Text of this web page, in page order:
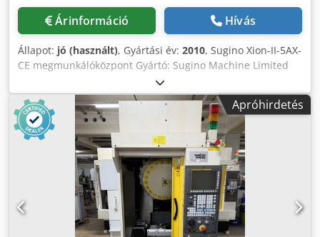
Árinformáció Hívás
Állapot: jó (használt), Gyártási év: 2010, Sugino Xion-II-5AX-
CE megmunkálóközpont Gyártó: Sugino Machine Limited
Japan Típus: Xion II 5AX CE Gyártási év: 2010 Tengelyek
száma: 5 X tengely elmozdulása: 300 mm Y tengely
elmozdulása: 300 mm Z tengely elmozdulása: 200 mm A
tengely billenési tartománya: -90° – +90° C forgótengely:
360° Maximális szerszámátmérő: 40 mm Maximális
szerszámsúly: 15 kg Főorsó fordulatszám: 40 000 ford/perc
Szerszámbefogó: HSK-E32 X, Y és Z tengely pozicionálási
pontosság: 0,002 mm X, Y és Z tengely ismétlési pontosság:
±0,001 mm Crjdex Hqwgepfx Agnof Gép tömege: 2800 kg
Az adatok pontosságáért, teljességéért és
naprakészségéért felelősséget nem vállalunk.
Apróhirdetés